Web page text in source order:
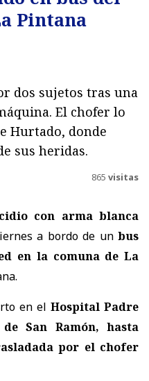
Pintana
dos sujetos tras una
El chofer lo
Hurtado, donde
sus heridas.
865 visitas
con arma blanca
a bordo de un bus
en la comuna de La
en el Hospital Padre
San Ramón, hasta
por el chofer